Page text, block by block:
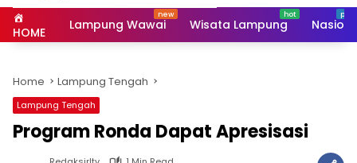
HOME Lampung Wawai Wisata Lampung
Home Lampung Tengah
Lampung Tengah
Program Ronda Dapat Apresisasi